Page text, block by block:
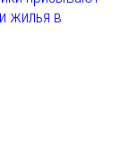
жилья в